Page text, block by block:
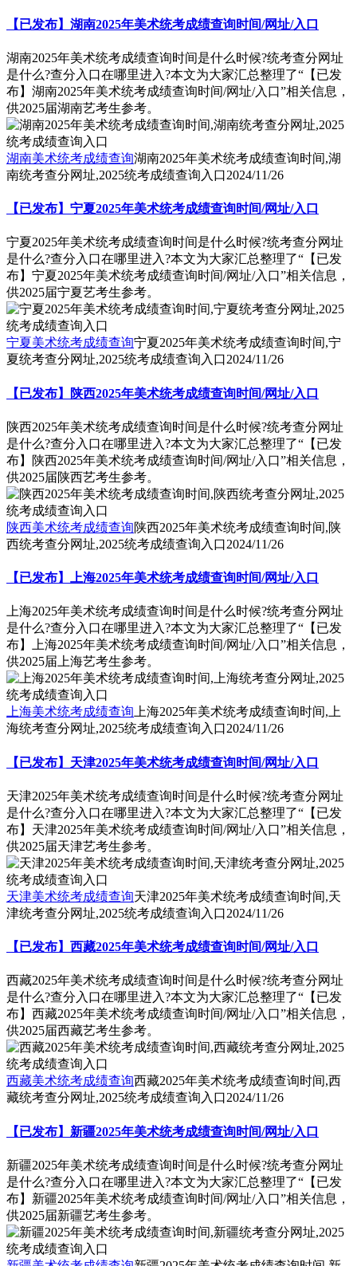
【已发布】湖南2025年美术统考成绩查询时间/网址/入口
湖南2025年美术统考成绩查询时间是什么时候?统考查分网址
是什么?查分入口在哪里进入?本文为大家汇总整理了“【已发
布】湖南2025年美术统考成绩查询时间/网址/入口”相关信息，
供2025届湖南艺考生参考。
湖南美术统考成绩查询湖南2025年美术统考成绩查询时间,湖
南统考查分网址,2025统考成绩查询入口2024/11/26
【已发布】宁夏2025年美术统考成绩查询时间/网址/入口
宁夏2025年美术统考成绩查询时间是什么时候?统考查分网址
是什么?查分入口在哪里进入?本文为大家汇总整理了“【已发
布】宁夏2025年美术统考成绩查询时间/网址/入口”相关信息，
供2025届宁夏艺考生参考。
宁夏美术统考成绩查询宁夏2025年美术统考成绩查询时间,宁
夏统考查分网址,2025统考成绩查询入口2024/11/26
【已发布】陕西2025年美术统考成绩查询时间/网址/入口
陕西2025年美术统考成绩查询时间是什么时候?统考查分网址
是什么?查分入口在哪里进入?本文为大家汇总整理了“【已发
布】陕西2025年美术统考成绩查询时间/网址/入口”相关信息，
供2025届陕西艺考生参考。
陕西美术统考成绩查询陕西2025年美术统考成绩查询时间,陕
西统考查分网址,2025统考成绩查询入口2024/11/26
【已发布】上海2025年美术统考成绩查询时间/网址/入口
上海2025年美术统考成绩查询时间是什么时候?统考查分网址
是什么?查分入口在哪里进入?本文为大家汇总整理了“【已发
布】上海2025年美术统考成绩查询时间/网址/入口”相关信息，
供2025届上海艺考生参考。
上海美术统考成绩查询 上海2025年美术统考成绩查询时间,上
海统考查分网址,2025统考成绩查询入口2024/11/26
【已发布】天津2025年美术统考成绩查询时间/网址/入口
天津2025年美术统考成绩查询时间是什么时候?统考查分网址
是什么?查分入口在哪里进入?本文为大家汇总整理了“【已发
布】天津2025年美术统考成绩查询时间/网址/入口”相关信息，
供2025届天津艺考生参考。
天津美术统考成绩查询天津2025年美术统考成绩查询时间,天
津统考查分网址,2025统考成绩查询入口2024/11/26
【已发布】西藏2025年美术统考成绩查询时间/网址/入口
西藏2025年美术统考成绩查询时间是什么时候?统考查分网址
是什么?查分入口在哪里进入?本文为大家汇总整理了“【已发
布】西藏2025年美术统考成绩查询时间/网址/入口”相关信息，
供2025届西藏艺考生参考。
西藏美术统考成绩查询西藏2025年美术统考成绩查询时间,西
藏统考查分网址,2025统考成绩查询入口2024/11/26
【已发布】新疆2025年美术统考成绩查询时间/网址/入口
新疆2025年美术统考成绩查询时间是什么时候?统考查分网址
是什么?查分入口在哪里进入?本文为大家汇总整理了“【已发
布】新疆2025年美术统考成绩查询时间/网址/入口”相关信息，
供2025届新疆艺考生参考。